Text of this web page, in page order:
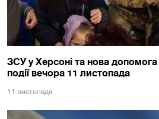
ЗСУ у Херсоні та нова
події вечора 11 листопада
11 листопада